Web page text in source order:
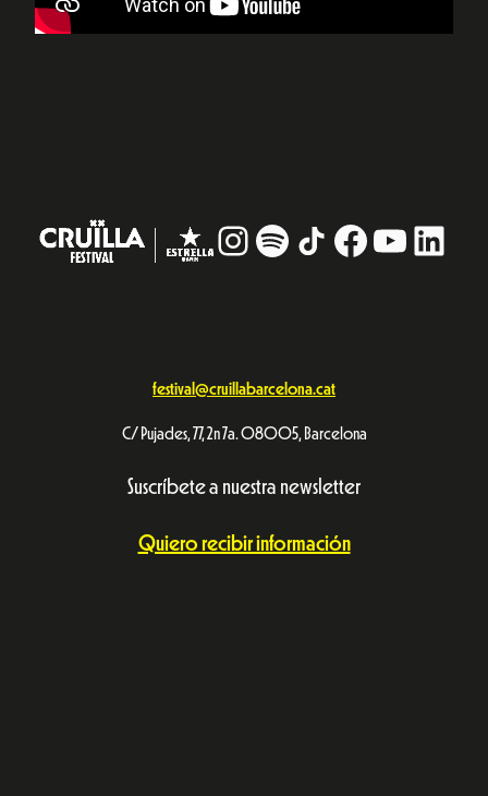
Instagram
# TikTokFacebook
festival@cruillabarcelona.cat
C/ Pujades, 77, 2n 7a. 08005, Barcelona
Suscríbete a nuestra newsletter
Quiero recibir información